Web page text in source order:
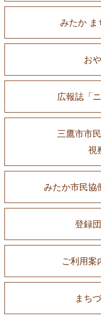
みたか ま
お
広報誌「
三鷹市市
視
みたか市民協
登録
ご利用案
まち